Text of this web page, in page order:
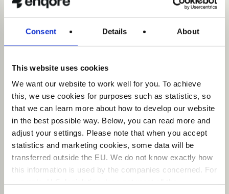
Consent Details About
This website uses cookies
We want our website to work well for you. To achieve
this, we use cookies for purposes such as statistics, so
that we can learn more about how to develop our website
in the best possible way. Below, you can read more and
adjust your settings. Please note that when you accept
statistics and marketing cookies, some data will be
transferred outside the EU. We do not know exactly how
this information is used by the companies concerned. For
lönsamhet, med analysverktyg som gör uppföljningen
skarp och enkel.
Project Operations integrerar dels från inkomna
ekonomisk förvaltning, vilket ger insikter i realtid
om projektkostnader, budgetar och lönsamhet. Verktyget
erbjuder också avancerade analys- och
rapporteringsfunktioner för att spåra projektresultat,
resursutnyttjande och finansiella mätvärden.
Läs mer om dataanalys